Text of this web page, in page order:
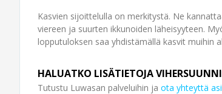
Kasvien sijoittelulla on merkitystä. Ne
viereen ja suurten ikkunoiden läheisyyteen.
lopputuloksen saa yhdistämällä kasvit muihin
HALUATKO LISÄTIETOJA
Tutustu Luwasan palveluihin ja ota yhteyttä